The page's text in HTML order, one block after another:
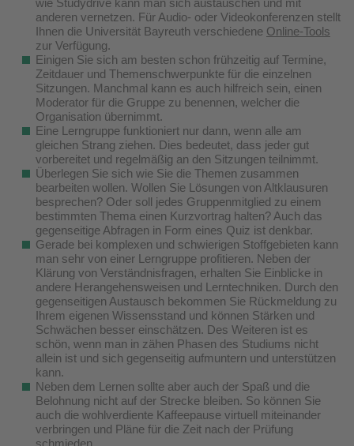
anderen vernetzen. Für Audio- oder Videokonferenzen stellt
Ihnen die Universität Bayreuth verschiedene Online-Tools
zur Verfügung.
Einigen Sie sich am besten schon frühzeitig auf Termine,
Zeitdauer und Themenschwerpunkte für die einzelnen
Sitzungen. Manchmal kann es auch hilfreich sein, einen
Moderator für die Gruppe zu benennen, welcher die
Organisation übernimmt.
Eine Lerngruppe funktioniert nur dann, wenn alle am
gleichen Strang ziehen. Dies bedeutet, dass jeder gut
vorbereitet und regelmäßig an den Sitzungen teilnimmt.
Überlegen Sie sich wie Sie die Themen zusammen
bearbeiten wollen. Wollen Sie Lösungen von Altklausuren
besprechen? Oder soll jedes Gruppenmitglied zu einem
bestimmten Thema einen Kurzvortrag halten? Auch das
gegenseitige Abfragen in Form eines Quiz ist denkbar.
Gerade bei komplexen und schwierigen Stoffgebieten kann
man sehr von einer Lerngruppe profitieren. Neben der
Klärung von Verständnisfragen, erhalten Sie Einblicke in
andere Herangehensweisen und Lerntechniken. Durch den
gegenseitigen Austausch bekommen Sie Rückmeldung zu
Ihrem eigenen Wissensstand und können Stärken und
Schwächen besser einschätzen. Des Weiteren ist es
schön, wenn man in zähen Phasen des Studiums nicht
allein ist und sich gegenseitig aufmuntern und unterstützen
kann.
Neben dem Lernen sollte aber auch der Spaß und die
Belohnung nicht auf der Strecke bleiben. So können Sie
auch die wohlverdiente Kaffeepause virtuell miteinander
verbringen und Pläne für die Zeit nach der Prüfung
schmieden.